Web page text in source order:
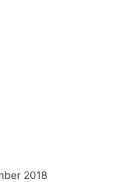
2018